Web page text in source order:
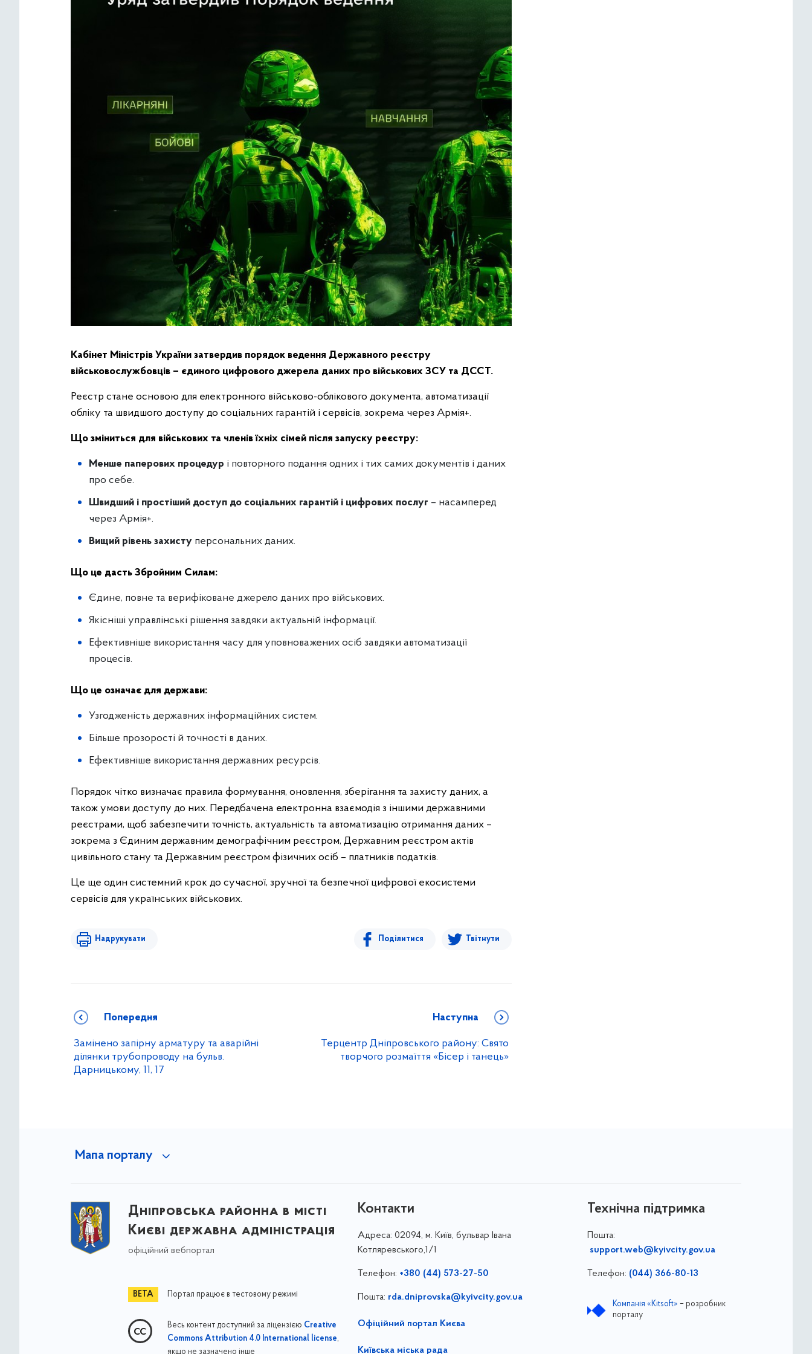
Кабінет Міністрів України затвердив порядок ведення Державного реєстру
військовослужбовців – єдиного цифрового джерела даних про військових ЗСУ та ДССТ.
Реєстр стане основою для електронного військово-облікового документа, автоматизації
обліку та швидшого доступу до соціальних гарантій і сервісів, зокрема через Армія+.
Що зміниться для військових та членів їхніх сімей після запуску реєстру:
Менше паперових процедур і повторного подання одних і тих самих документів і даних
про себе.
Швидший і простіший доступ до соціальних гарантій і цифрових послуг – насамперед
через Армія+.
Вищий рівень захисту персональних даних.
Що це дасть Збройним Силам:
Єдине, повне та верифіковане джерело даних про військових.
Якісніші управлінські рішення завдяки актуальній інформації.
Ефективніше використання часу для уповноважених осіб завдяки автоматизації
процесів.
Що це означає для держави:
Узгодженість державних інформаційних систем.
Більше прозорості й точності в даних.
Ефективніше використання державних ресурсів.
Порядок чітко визначає правила формування, оновлення, зберігання та захисту даних, а
також умови доступу до них. Передбачена електронна взаємодія з іншими державними
реєстрами, щоб забезпечити точність, актуальність та автоматизацію отримання даних –
зокрема з Єдиним державним демографічним реєстром, Державним реєстром актів
цивільного стану та Державним реєстром фізичних осіб – платників податків.
Це ще один системний крок до сучасної, зручної та безпечної цифрової екосистеми
сервісів для українських військових.
Надрукувати Поділитися Твітнути
Попередня
Замінено запірну арматуру та аварійні
ділянки трубопроводу на бульв.
Дарницькому, 11, 17
Наступна
Терцентр Дніпровського району: Свято
творчого розмаїття «Бісер і танець»
Мапа порталу
Дніпровська районна в місті
Києві державна адміністрація
офіційний вебпортал
Портал працює в тестовому режимі
Весь контент доступний за ліцензією Creative
Commons Attribution 4.0 International license,
якщо не зазначено інше
Контакти
Адреса: 02094, м. Київ, бульвар Івана
Котляревського,1/1
Телефон: +380 (44) 573-27-50
Пошта: rda.dniprovska@kyivcity.gov.ua
Офіційний портал Києва
Київська міська рада
Технічна підтримка
Пошта:
support.web@kyivcity.gov.ua
Телефон: (044) 366-80-13
Компанія «Kitsoft» – розробник
порталу